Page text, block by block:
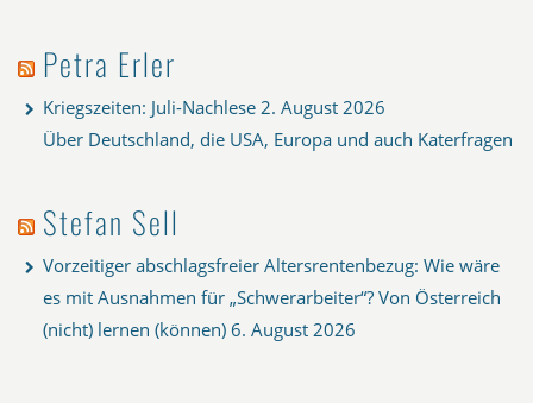
Petra Erler
Kriegszeiten: Juli-Nachlese 2. August 2026
Über Deutschland, die USA, Europa und auch Katerfragen
Stefan Sell
Vorzeitiger abschlagsfreier Altersrentenbezug: Wie wäre
es mit Ausnahmen für „Schwerarbeiter“? Von Österreich
(nicht) lernen (können) 6. August 2026